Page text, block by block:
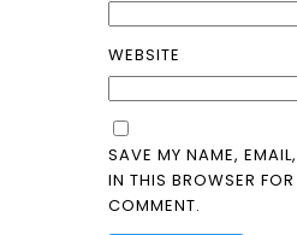
WEBSITE
SAVE MY NAME,
IN THIS BROWSER
COMMENT.